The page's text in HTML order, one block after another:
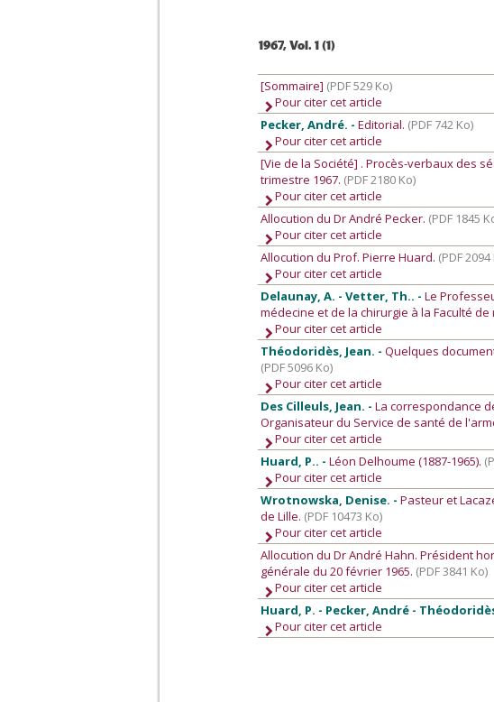
1967, Vol. 1 (1)
[Sommaire] (PDF 529 Ko)
Pour citer cet article
Pecker, André. -Editorial. (PDF 742 Ko)
Pour citer cet article
[Vie de la Société] . Procès-verbaux des
trimestre 1967. (PDF 2180 Ko)
Pour citer cet article
Allocution du Dr André Pecker. (PDF 1845
Pour citer cet article
Allocution du Prof. Pierre Huard. (PDF 2094
Pour citer cet article
Delaunay, A. - Vetter, Th.. -Le
médecine et de la chirurgie à la Faculté de
Pour citer cet article
Théodoridès, Jean. -Quelques
(PDF 5096 Ko)
Pour citer cet article
Des Cilleuls, Jean. -La correspondance
Organisateur du Service de santé de
Pour citer cet article
Huard, P.. -Léon Delhoume (1887-1965).
Pour citer cet article
Wrotnowska, Denise. -Pasteur et
de Lille. (PDF 10473 Ko)
Pour citer cet article
Allocution du Dr André Hahn. Président
générale du 20 février 1965. (PDF 3841 Ko)
Pour citer cet article
Huard, P. - Pecker, André -
Pour citer cet article